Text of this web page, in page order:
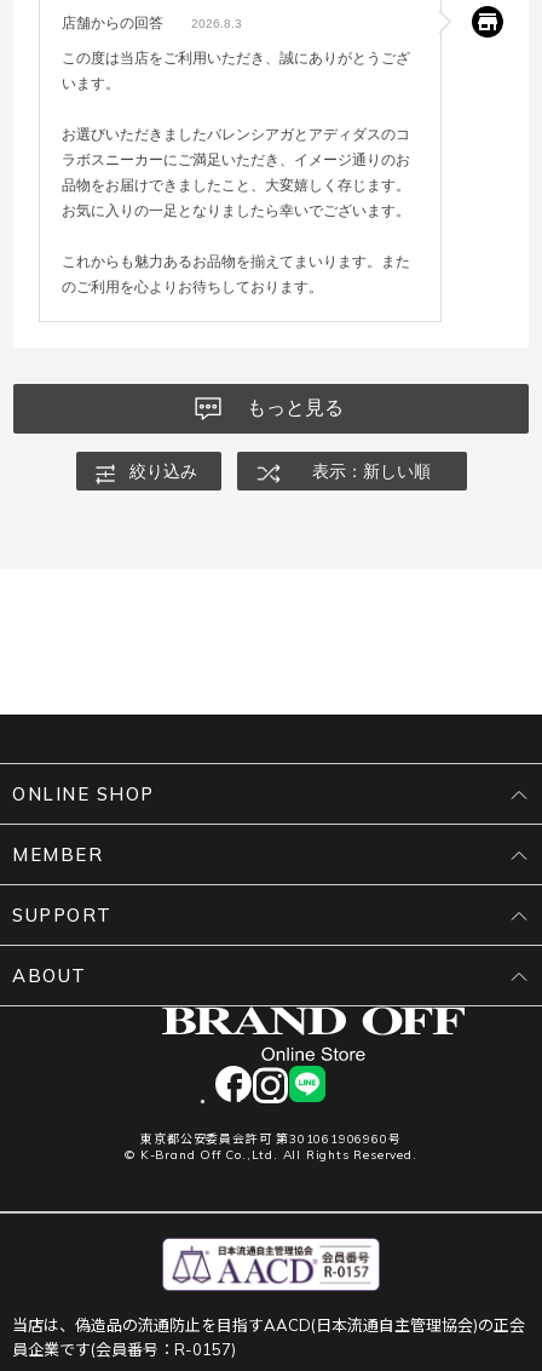
店舗からの回答 2026.8.3
この度は当店をご利用いただき、誠にありがとうござ
います。
お選びいただきましたバレンシアガとアディダスのコ
ラボスニーカーにご満足いただき、イメージ通りのお
品物をお届けできましたこと、大変嬉しく存じます。
お気に入りの一足となりましたら幸いでございます。
これからも魅力あるお品物を揃えてまいります。また
のご利用を心よりお待ちしております。
もっと見る
絞り込み 表示：新しい順
facebookinstagram
LINE
東京都公安委員会許可 第301061906960号
© K-Brand Off Co.,Ltd. All Rights Reserved.
ONLINE SHOP
MEMBER
SUPPORT
ABOUT
当店は、偽造品の流通防止を目指すAACD(日本流通自主管理協会)の正会
員企業です(会員番号：R-0157)